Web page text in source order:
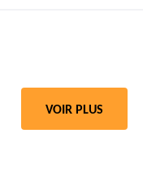
VOIR PLUS